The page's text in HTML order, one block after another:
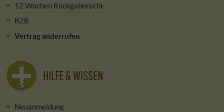
12 Wochen Rückgaberecht
B2B
Vertrag widerrufen
HILFE & WISSEN
Neuanmeldung